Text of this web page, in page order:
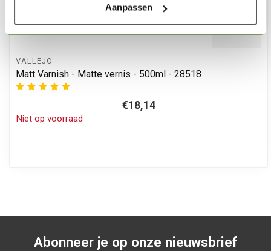
Aanpassen
VALLEJO
Matt Varnish - Matte vernis - 500ml - 28518
€18,14
Niet op voorraad
Abonneer je op onze nieuwsbrief